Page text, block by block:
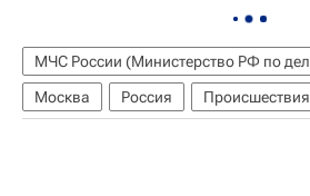
Москва
Россия Происшествия